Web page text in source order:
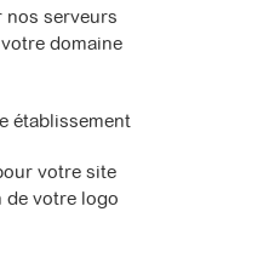
nos serveurs
domaine
établissement
votre site
de votre logo